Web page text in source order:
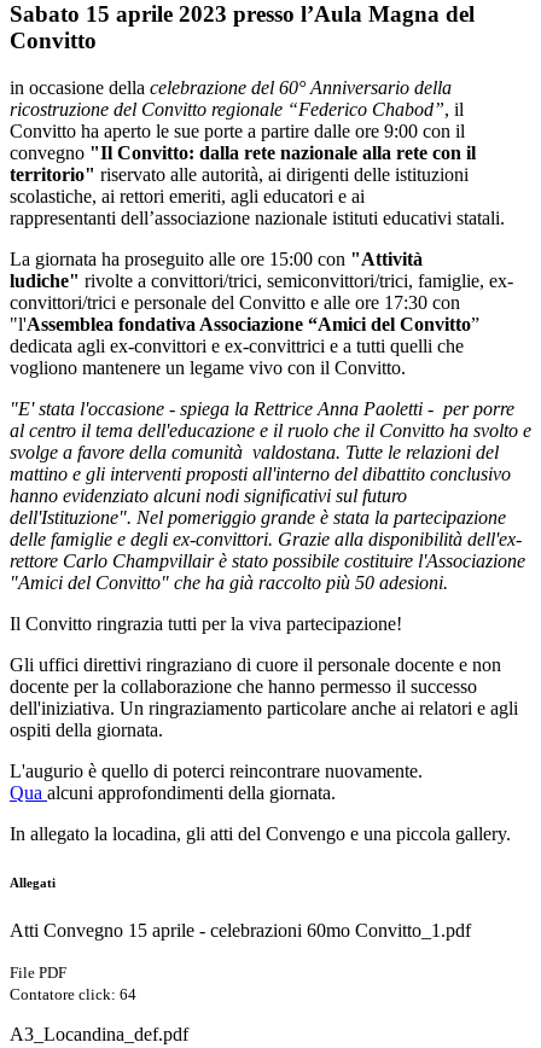
Sabato 15 aprile 2023 presso l’Aula Magna del
Convitto
in occasione della celebrazione del 60° Anniversario della
ricostruzione del Convitto regionale “Federico Chabod”, il
Convitto ha aperto le sue porte a partire dalle ore 9:00 con il
convegno "Il Convitto: dalla rete nazionale alla rete con il
territorio" riservato alle autorità, ai dirigenti delle istituzioni
scolastiche, ai rettori emeriti, agli educatori e ai
rappresentanti dell’associazione nazionale istituti educativi statali.
La giornata ha proseguito alle ore 15:00 con "Attività
ludiche" rivolte a convittori/trici, semiconvittori/trici, famiglie, ex-
convittori/trici e personale del Convitto e alle ore 17:30 con
"l'Assemblea fondativa Associazione “Amici del Convitto”
dedicata agli ex-convittori e ex-convittrici e a tutti quelli che
vogliono mantenere un legame vivo con il Convitto.
"E' stata l'occasione - spiega la Rettrice Anna Paoletti - per porre
al centro il tema dell'educazione e il ruolo che il Convitto ha svolto e
svolge a favore della comunità valdostana. Tutte le relazioni del
mattino e gli interventi proposti all'interno del dibattito conclusivo
hanno evidenziato alcuni nodi significativi sul futuro
dell'Istituzione". Nel pomeriggio grande è stata la partecipazione
delle famiglie e degli ex-convittori. Grazie alla disponibilità dell'ex-
rettore Carlo Champvillair è stato possibile costituire l'Associazione
"Amici del Convitto" che ha già raccolto più 50 adesioni.
Il Convitto ringrazia tutti per la viva partecipazione!
Gli uffici direttivi ringraziano di cuore il personale docente e non
docente per la collaborazione che hanno permesso il successo
dell'iniziativa. Un ringraziamento particolare anche ai relatori e agli
ospiti della giornata.
L'augurio è quello di poterci reincontrare nuovamente.
Qua alcuni approfondimenti della giornata.
In allegato la locadina, gli atti del Convengo e una piccola gallery.
Allegati
Atti Convegno 15 aprile - celebrazioni 60mo Convitto_1.pdf
File PDF
Contatore click: 64
A3_Locandina_def.pdf